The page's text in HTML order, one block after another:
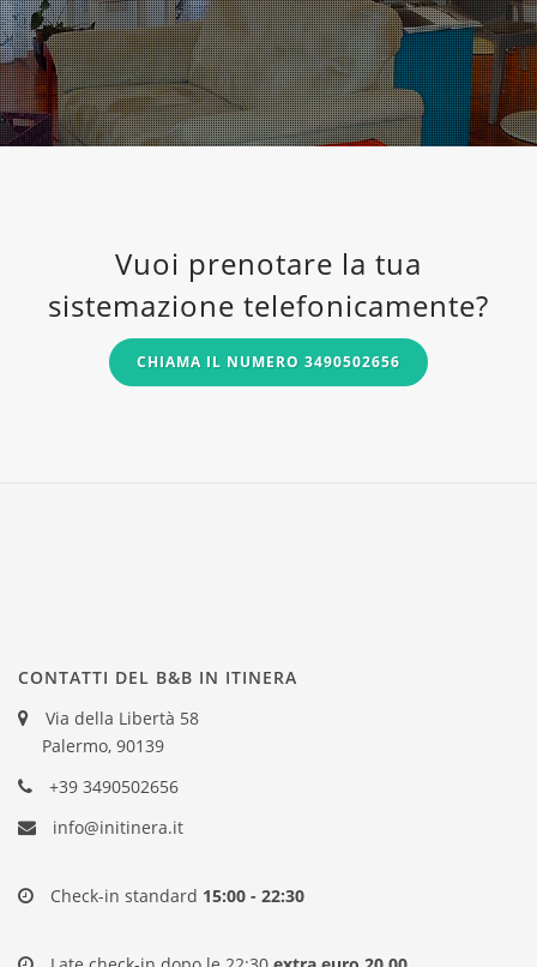
Vuoi prenotare la tua
sistemazione telefonicamente?
CHIAMA IL NUMERO 3490502656
CONTATTI DEL B&B IN ITINERA
Via della Libertà 58
Palermo, 90139
+39 3490502656
info@initinera.it
Check-in standard 15:00 - 22:30